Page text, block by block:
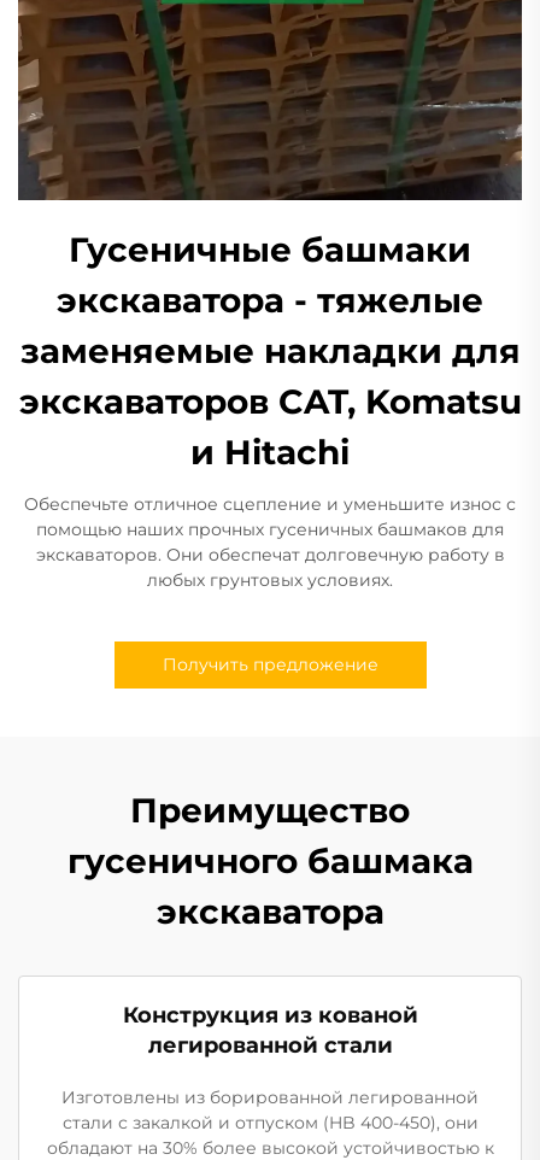
Гусеничные башмаки
экскаватора - тяжелые
заменяемые накладки для
экскаваторов CAT, Komatsu
и Hitachi
Обеспечьте отличное сцепление и уменьшите износ с
помощью наших прочных гусеничных башмаков для
экскаваторов. Они обеспечат долговечную работу в
любых грунтовых условиях.
Получить предложение
Преимущество
гусеничного башмака
экскаватора
Конструкция из кованой
легированной стали
Изготовлены из борированной легированной
стали с закалкой и отпуском (HB 400-450), они
обладают на 30% более высокой устойчивостью к